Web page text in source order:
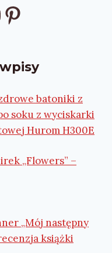
Pinterest
batoniki z
soku z wyciskarki
Hurom H300E
„Flowers” –
„Mój następny
książki